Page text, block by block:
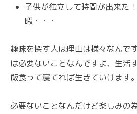
子供が独立して時間が出来た
暇・・・
趣味を探す人は理由は様々なんで
は必要ないことなんですよ、生活
飯食って寝てれば生きていけます。
必要ないことなんだけど楽しみの